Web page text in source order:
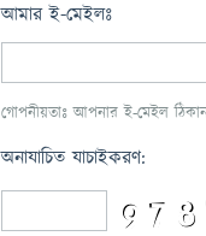
আমার ই-মেইলঃ
গোপনীয়তাঃ আপনার ই-মেইল
অনাযাচিত যাচাইকরণ: